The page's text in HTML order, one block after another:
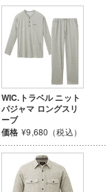
WIC.トラベル ニット
パジャマ ロングスリ
ーブ
価格 ¥9,680（税込）